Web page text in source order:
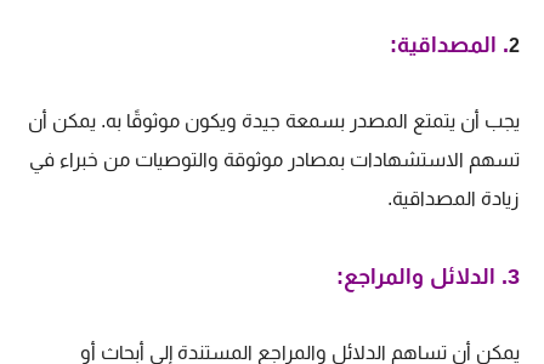
2. المصداقية:
يجب أن يتمتع المصدر بسمعة جيدة ويكون موثوقًا به. يمكن أن
تسهم الاستشهادات بمصادر موثوقة والتوصيات من خبراء في
زيادة المصداقية.
3. الدلائل والمراجع:
يمكن أن تساهم الدلائل والمراجع المستندة إلى أبحاث أو